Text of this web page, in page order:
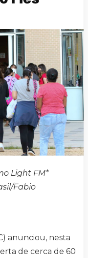
Light FM*
Fabio
anunciou, nesta
de cerca de 60